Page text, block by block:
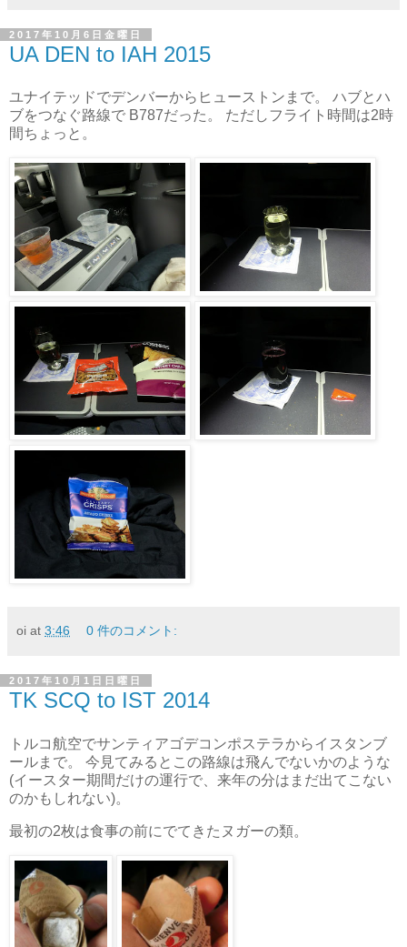
2017年10月6日金曜日
UA DEN to IAH 2015
ユナイテッドでデンバーからヒューストンまで。 ハブとハ
ブをつなぐ路線で B787だった。 ただしフライト時間は2時
間ちょっと。
oi at 3:46 0 件のコメント:
2017年10月1日日曜日
TK SCQ to IST 2014
トルコ航空でサンティアゴデコンポステラからイスタンブ
ールまで。 今見てみるとこの路線は飛んでないかのような
(イースター期間だけの運行で、来年の分はまだ出てこない
のかもしれない)。
最初の2枚は食事の前にでてきたヌガーの類。